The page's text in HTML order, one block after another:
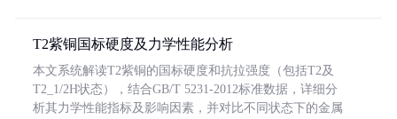
T2紫铜国标硬度及力学性能分析
本文系统解读T2紫铜的国标硬度和抗拉强度（包括T2及
T2_1/2H状态），结合GB/T 5231-2012标准数据，详细分
析其力学性能指标及影响因素，并对比不同状态下的金属